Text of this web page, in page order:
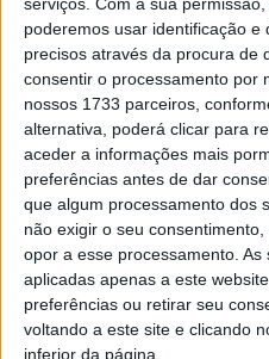
serviços. Com a sua
poderemos usar identificação e
precisos através da procura de
consentir o processamento por
nossos 1733 parceiros,
alternativa, poderá clicar para
aceder a informações mais
preferências antes de dar
que algum processamento dos
não exigir o seu
opor a esse processamento.
aplicadas apenas a este
preferências ou retirar seu
voltando a este site e clicando
inferior da página.
Covid-19 Penalva do